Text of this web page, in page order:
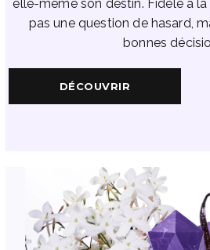
elle-même son destin. Fidèle à
pas une question de hasard,
bonnes
DÉCOUVRIR